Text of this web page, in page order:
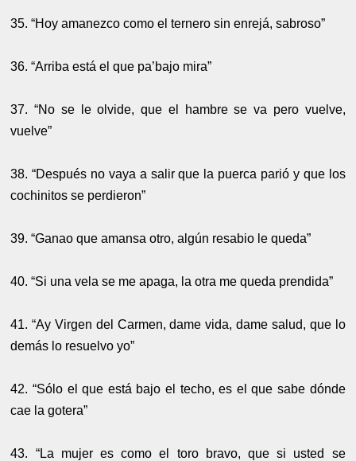
35. “Hoy amanezco como el ternero sin enrejá, sabroso”
36. “Arriba está el que pa’bajo mira”
37. “No se le olvide, que el hambre se va pero vuelve,
vuelve”
38. “Después no vaya a salir que la puerca parió y que los
cochinitos se perdieron”
39. “Ganao que amansa otro, algún resabio le queda”
40. “Si una vela se me apaga, la otra me queda prendida”
41. “Ay Virgen del Carmen, dame vida, dame salud, que lo
demás lo resuelvo yo”
42. “Sólo el que está bajo el techo, es el que sabe dónde
cae la gotera”
43. “La mujer es como el toro bravo, que si usted se